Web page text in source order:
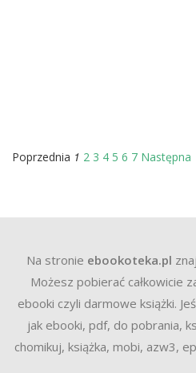
Poprzednia 1 2 3 4 5 6 7 Następna
Na stronie ebookoteka.pl
Możesz pobierać całkowicie
ebooki czyli darmowe książki.
jak ebooki, pdf, do pobrania,
chomikuj, książka, mobi, azw3,